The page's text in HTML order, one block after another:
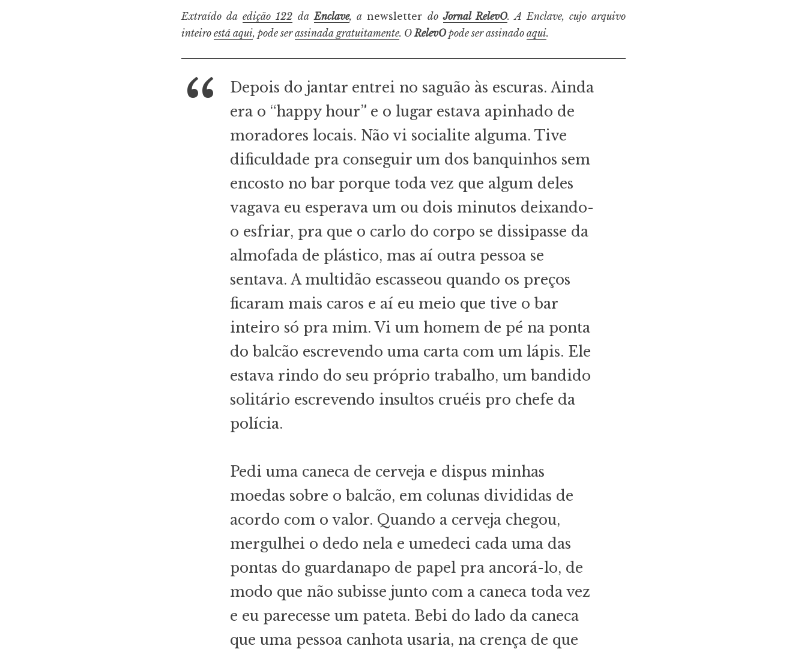
Extraído daedição 122 daEnclave, anewsletterdoJornal RelevO. A Enclave, cujo arquivo
inteiroestá aqui, pode serassinada gratuitamente. ORelevOpode ser assinadoaqui.
Depois do jantar entrei no saguão às escuras. Ainda
era o “happy hour” e o lugar estava apinhado de
moradores locais. Não vi socialite alguma. Tive
dificuldade pra conseguir um dos banquinhos sem
encosto no bar porque toda vez que algum deles
vagava eu esperava um ou dois minutos deixando-
o esfriar, pra que o carlo do corpo se dissipasse da
almofada de plástico, mas aí outra pessoa se
sentava. A multidão escasseou quando os preços
ficaram mais caros e aí eu meio que tive o bar
inteiro só pra mim. Vi um homem de pé na ponta
do balcão escrevendo uma carta com um lápis. Ele
estava rindo do seu próprio trabalho, um bandido
solitário escrevendo insultos cruéis pro chefe da
polícia.
Pedi uma caneca de cerveja e dispus minhas
moedas sobre o balcão, em colunas divididas de
acordo com o valor. Quando a cerveja chegou,
mergulhei o dedo nela e umedeci cada uma das
pontas do guardanapo de papel pra ancorá-lo, de
modo que não subisse junto com a caneca toda vez
e eu parecesse um pateta. Bebi do lado da caneca
que uma pessoa canhota usaria, na crença de que